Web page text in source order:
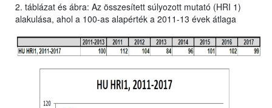
2. táblázat és ábra: Az összesített súlyozott mutató (HRI 1)
alakulása, ahol a 100-as alapérték a 2011-13 évek átlaga